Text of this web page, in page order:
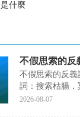
什麼
不假思索的反
不假思索的反義
詞：搜索枯腸
一聊關于不假思
2026-08-07